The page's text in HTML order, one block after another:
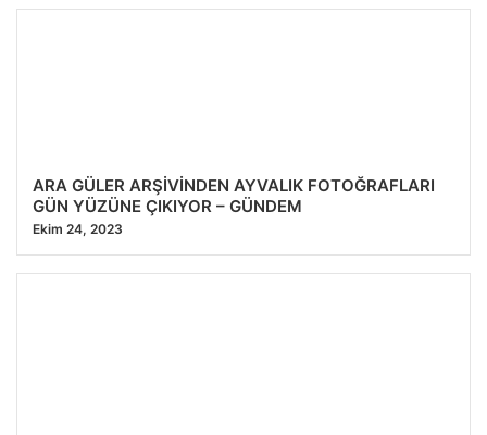
ARA GÜLER ARŞİVİNDEN AYVALIK FOTOĞRAFLARI
GÜN YÜZÜNE ÇIKIYOR – GÜNDEM
Ekim 24, 2023